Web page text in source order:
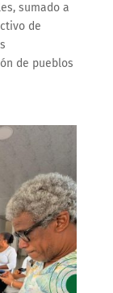
sumado a
de
de pueblos